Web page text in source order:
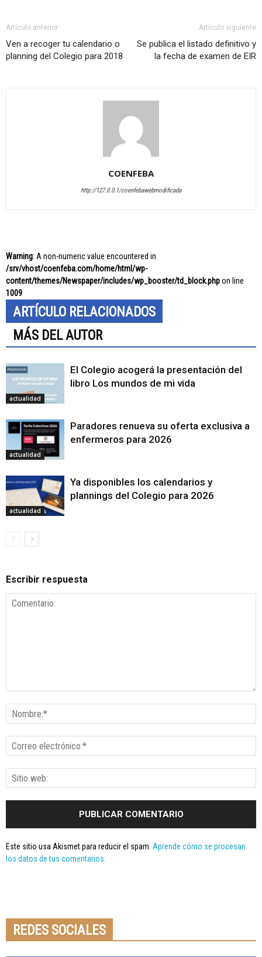
Artículo anterior
Ven a recoger tu calendario o
planning del Colegio para 2018
Artículo siguiente
Se publica el listado definitivo y
la fecha de examen de EIR
COENFEBA
http://127.0.0.1/coenfebawebmodificada
Warning: A non-numeric value encountered in
/srv/vhost/coenfeba.com/home/html/wp-
content/themes/Newspaper/includes/wp_booster/td_block.phpon line
1009
ARTÍCULO RELACIONADOS
MÁS DEL AUTOR
actualidad
El Colegio acogerá la presentación del
libro Los mundos de mi vida
actualidad
Paradores renueva su oferta exclusiva a
enfermeros para 2026
actualidad
Ya disponibles los calendarios y
plannings del Colegio para 2026
Escribir respuesta
Este sitio usa Akismet para reducir el spam. Aprende cómo se procesan
los datos de tus comentarios.
REDES SOCIALES